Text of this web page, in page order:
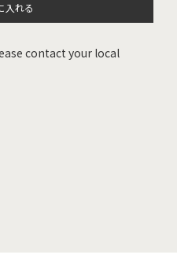
入れる
contact your local